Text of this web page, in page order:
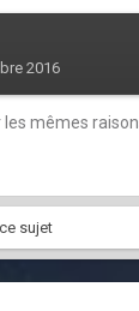
2016
mêmes
sujet